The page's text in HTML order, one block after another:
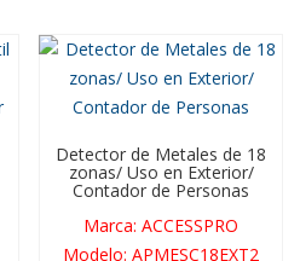
Detector de Metales de 18
zonas/ Uso en Exterior/
Contador de Personas
Marca:ACCESSPRO
Modelo:APMESC18EXT2